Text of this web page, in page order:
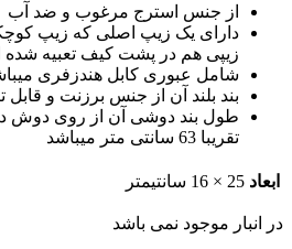
از جنس استرج مرغوب و ضد آب
دارای یک زیپ اصلی که زیپ
زیپی هم در پشت کیف تعبیه
شامل عبوری کابل هندزفری
بند بلند آن از جنس برزنت و
طول بند دوشی آن از روی دوش
تقریبا 63 سانتی متر میباشد
ابعاد 25 × 16 سانتیمتر
در انبار موجود نمی باشد